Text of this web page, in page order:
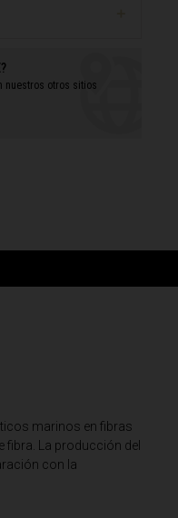
nuestros otros sitios
marinos en fibras
fibra. La producción del
con la